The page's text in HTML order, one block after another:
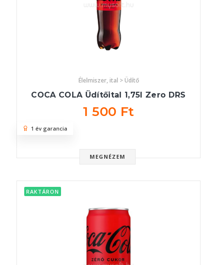
Élelmiszer, ital > Üdítő
COCA COLA Üdítőital 1,75l Zero DRS
1 500 Ft
MEGNÉZEM
1 év garancia
RAKTÁRON